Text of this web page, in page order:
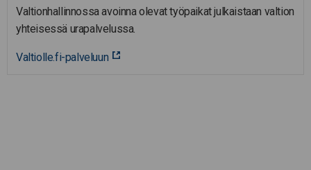
Valtionhallinnossa avoinna olevat työpaikat julkaistaan valtion
yhteisessä urapalvelussa.
Valtiolle.fi-palveluun